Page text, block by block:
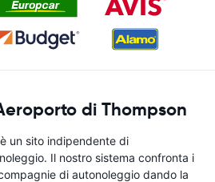
di Thompson
un sito indipendente di
Il nostro sistema confronta i
di autonoleggio dando la